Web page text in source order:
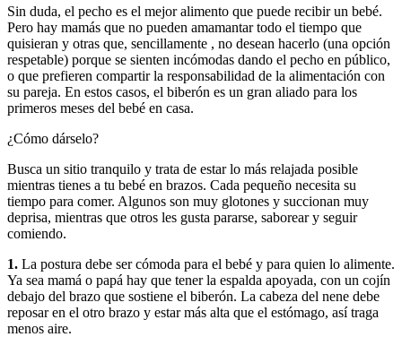
seconds
of
47
seconds
Sin duda, el pecho es el mejor alimento que puede recibir un bebé.
Pero hay mamás que no pueden amamantar todo el tiempo que
quisieran y otras que, sencillamente , no desean hacerlo (una opción
respetable) porque se sienten incómodas dando el pecho en público,
o que prefieren compartir la responsabilidad de la alimentación con
su pareja. En estos casos, el biberón es un gran aliado para los
primeros meses del bebé en casa.
¿Cómo dárselo?
Busca un sitio tranquilo y trata de estar lo más relajada posible
mientras tienes a tu bebé en brazos. Cada pequeño necesita su
tiempo para comer. Algunos son muy glotones y succionan muy
deprisa, mientras que otros les gusta pararse, saborear y seguir
comiendo.
1. La postura debe ser cómoda para el bebé y para quien lo alimente.
Ya sea mamá o papá hay que tener la espalda apoyada, con un cojín
debajo del brazo que sostiene el biberón. La cabeza del nene debe
reposar en el otro brazo y estar más alta que el estómago, así traga
menos aire.